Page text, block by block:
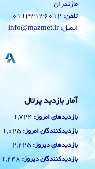
مازندران
تلفن: 01133136012
ایمیل: info@mazmet.ir
آمار بازدید پرتال
بازدیدهای امروز: 1,724
بازدیدکنندگان امروز: 1,025
بازدیدهای دیروز: 2,225
بازدیدکنندگان دیروز: 1,248